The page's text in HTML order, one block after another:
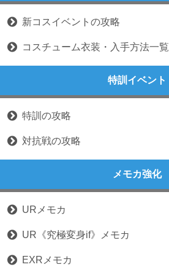
新コスイベントの攻略
コスチューム衣装・入手方法一覧
特訓イベント
特訓の攻略
対抗戦の攻略
メモカ強化
URメモカ
UR《究極変身if》メモカ
EXRメモカ